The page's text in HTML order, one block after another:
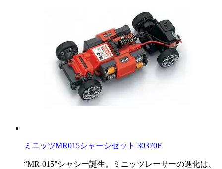
ミニッツMR015シャーシセット 30370F
“MR-015”シャシー誕生。ミニッツレーサーの進化は、